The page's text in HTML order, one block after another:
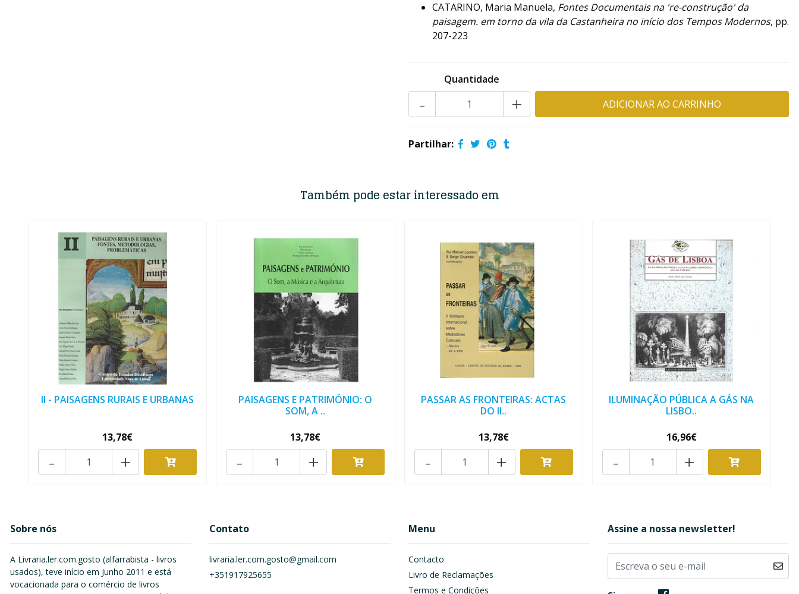
CATARINO, Maria Manuela, Fontes Documentais na 're-construção' da
paisagem. em torno da vila da Castanheira no início dos Tempos Modernos, pp.
207-223
Quantidade
+
-
Partilhar:
Também pode estar interessado em
II - PAISAGENS RURAIS E URBANAS
13,78€
+
-
PAISAGENS E PATRIMÓNIO: O
SOM, A ..
13,78€
+
-
PASSAR AS FRONTEIRAS: ACTAS
DO II..
13,78€
+
-
ILUMINAÇÃO PÚBLICA A GÁS NA
LISBO..
16,96€
+
-
Sobre nós
A Livraria.ler.com.gosto (alfarrabista - livros
usados), teve início em Junho 2011 e está
vocacionada para o comércio de livros
Contato
livraria.ler.com.gosto@gmail.com
+351917925655
Menu
Contacto
Livro de Reclamações
Termos e Condições
Assine a nossa newsletter!